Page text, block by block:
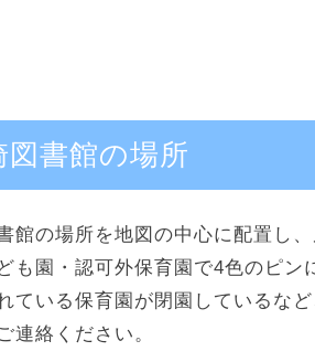
図書館の場所
館の場所を地図の中心に配置し
も園・認可外保育園で4色のピン
ている保育園が閉園しているな
連絡ください。